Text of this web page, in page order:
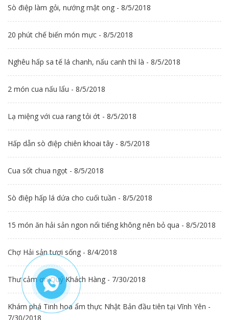
Sò điệp làm gỏi, nướng mật ong - 8/5/2018
20 phút chế biến món mực - 8/5/2018
Nghêu hấp sa tế lá chanh, nấu canh thì là - 8/5/2018
2 món cua nấu lẩu - 8/5/2018
Lạ miệng với cua rang tỏi ớt - 8/5/2018
Hấp dẫn sò điệp chiên khoai tây - 8/5/2018
Cua sốt chua ngọt - 8/5/2018
Sò điệp hấp lá dứa cho cuối tuần - 8/5/2018
15 món ăn hải sản ngon nổi tiếng không nên bỏ qua - 8/5/2018
Chợ Hải sản tươi sống - 8/4/2018
Thư cảm ơn Quý Khách Hàng - 7/30/2018
Khám phá Tinh hoa ẩm thực Nhật Bản đầu tiên tại Vĩnh Yên -
7/30/2018